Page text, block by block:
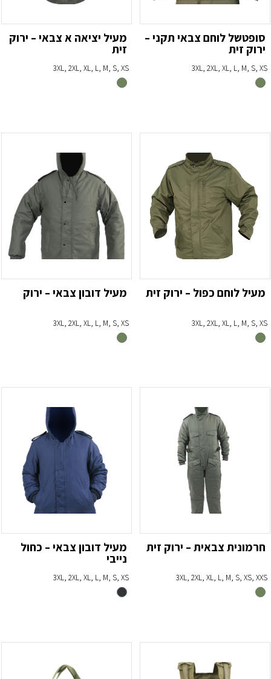
סופטשל לוחם צבאי תקני –
ירוק זית
3XL, 2XL, XL, L, M, S, XS
מעיל יציאה א צבאי – ירוק
זית
3XL, 2XL, XL, L, M, S, XS
מעיל לוחם כפול – ירוק זית
3XL, 2XL, XL, L, M, S, XS
מעיל דובון צבאי – ירוק
3XL, 2XL, XL, L, M, S, XS
חרמונית צבאית – ירוק זית
3XL, 2XL, XL, L, M, S, XS, XXS
מעיל דובון צבאי – כחול
נייבי
3XL, 2XL, XL, L, M, S, XS